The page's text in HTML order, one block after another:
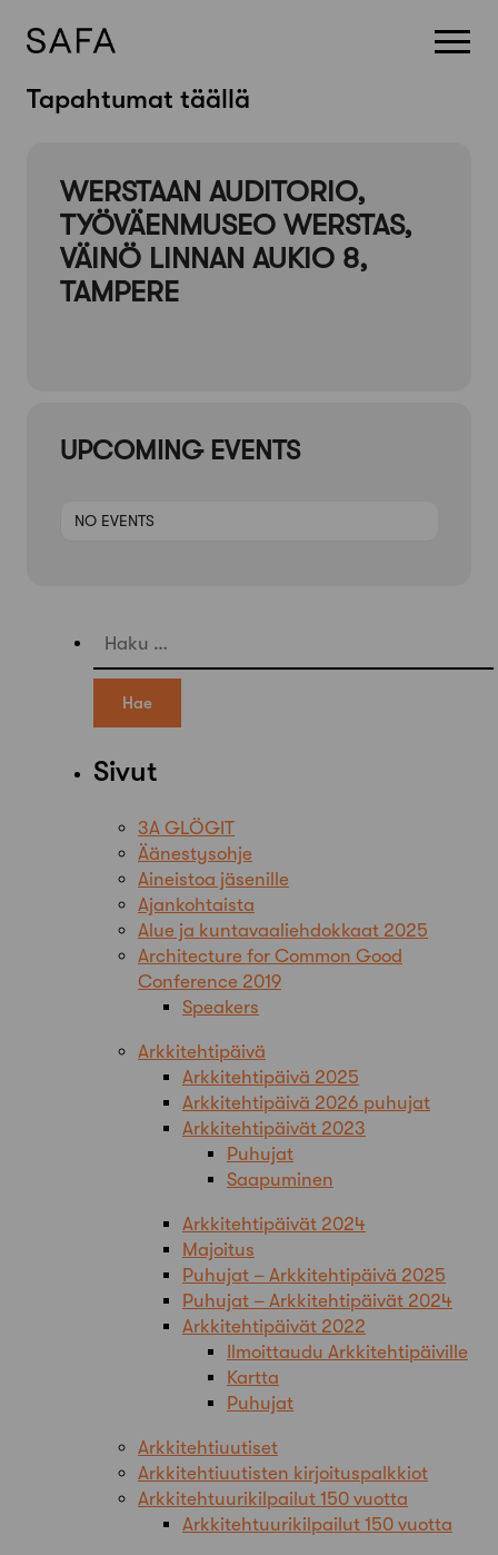
SkipTapahtumat täällä
WERSTAAN AUDITORIO,
TYÖVÄENMUSEO WERSTAS,
VÄINÖ LINNAN AUKIO 8,
TAMPERE
UPCOMING EVENTS
NO EVENTS
Haku:
Sivut
3A GLÖGIT
Äänestysohje
Aineistoa jäsenille
Ajankohtaista
Alue ja kuntavaaliehdokkaat 2025
Architecture for Common Good
Conference 2019
Speakers
Arkkitehtipäivä
Arkkitehtipäivä 2025
Arkkitehtipäivä 2026 puhujat
Arkkitehtipäivät 2023
Puhujat
Saapuminen
Arkkitehtipäivät 2024
Majoitus
Puhujat – Arkkitehtipäivä 2025
Puhujat – Arkkitehtipäivät 2024
Arkkitehtipäivät 2022
Ilmoittaudu Arkkitehtipäiville
Kartta
Puhujat
Arkkitehtiuutiset
Arkkitehtiuutisten kirjoituspalkkiot
Arkkitehtuurikilpailut 150 vuotta
Arkkitehtuurikilpailut 150 vuotta